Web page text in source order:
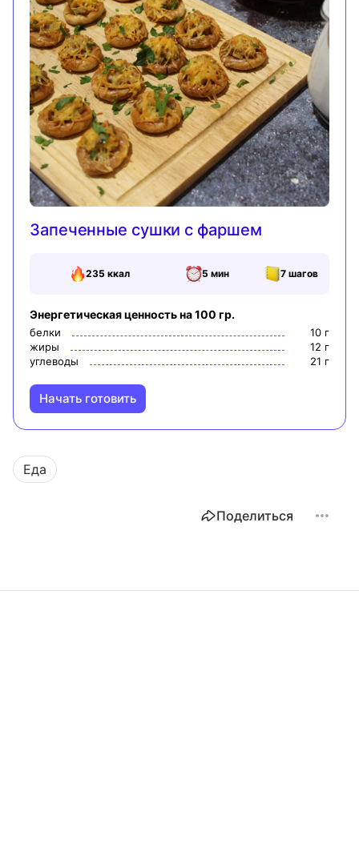
Запеченные сушки с фаршем
235 ккал 5 мин 7 шагов
Энергетическая ценность на 100 гр.
белки 10 г
жиры
12 г
углеводы
21 г
Начать готовить
Еда
Поделиться